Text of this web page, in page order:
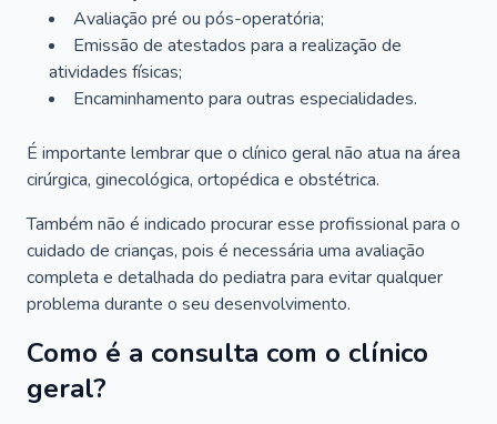
Avaliação pré ou pós-operatória;
Emissão de atestados para a realização de
atividades físicas;
Encaminhamento para outras especialidades.
É importante lembrar que o clínico geral não atua na área
cirúrgica, ginecológica, ortopédica e obstétrica.
Também não é indicado procurar esse profissional para o
cuidado de crianças, pois é necessária uma avaliação
completa e detalhada do pediatra para evitar qualquer
problema durante o seu desenvolvimento.
Como é a consulta com o clínico
geral?